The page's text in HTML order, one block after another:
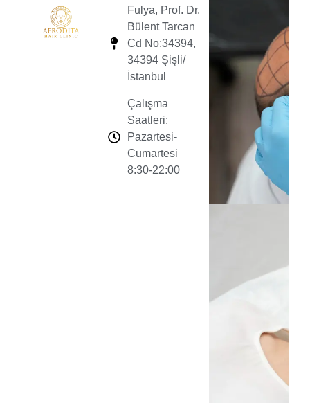
Fulya, Prof. Dr.
Bülent Tarcan
Cd No:34394,
34394 Şişli/
İstanbul
Çalışma
Saatleri:
Pazartesi-
Cumartesi
8:30-22:00